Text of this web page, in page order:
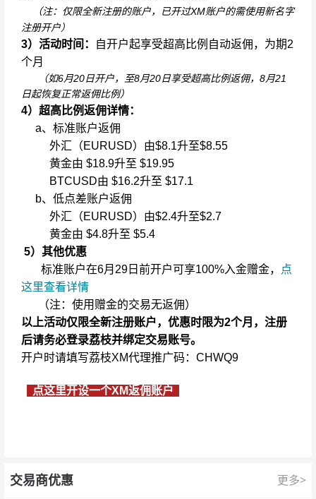
（注：仅限全新注册的账户，已开过XM账户的需使用新名字
注册开户）
3）活动时间：
自开户起享受超高比例自动返佣，为期2
个月
（如6月20日开户，至8月20日享受超高比例返佣，8月21
日起恢复正常返佣比例）
4）超高比例返佣详情：
a、标准账户返佣
外汇（EURUSD）由$8.1升至$8.55
黄金由 $18.9升至 $19.95
BTCUSD由 $16.2升至 $17.1
b、低点差账户返佣
外汇（EURUSD）由$2.4升至$2.7
黄金由 $4.8升至 $5.4
5）其他优惠
标准账户在6月29日前开户可享100%入金赠金，
点
这里查看详情
（注：使用赠金的交易无返佣）
以上活动仅限全新注册账户，优惠时限为2个月，注册
后请务必登录荔枝并绑定交易账号。
开户时请填写荔枝XM代理推广码：CHWQ9
点这里开设一个XM返佣账户
交易商优惠 更多>